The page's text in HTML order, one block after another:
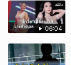
06:04